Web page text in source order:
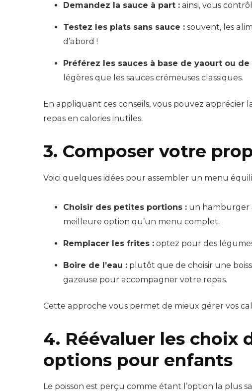
Demandez la sauce à part : ainsi, vous
Testez les plats sans sauce : souvent, les
d’abord !
Préférez les sauces à base de yaourt ou
légères que les sauces crémeuses classiques.
En appliquant ces conseils, vous pouvez apprécier
repas en calories inutiles.
3. Composer votre
Voici quelques idées pour assembler un menu
Choisir des petites portions : un hamburger
meilleure option qu’un menu complet.
Remplacer les frites : optez pour des
Boire de l’eau : plutôt que de choisir une
gazeuse pour accompagner votre repas.
Cette approche vous permet de mieux gérer vos
4. Réévaluer les choix
options pour enfants
Le poisson est perçu comme étant l’option la plus